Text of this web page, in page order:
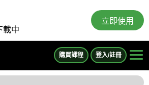
載中
立即使用
購買課程 登入/註冊